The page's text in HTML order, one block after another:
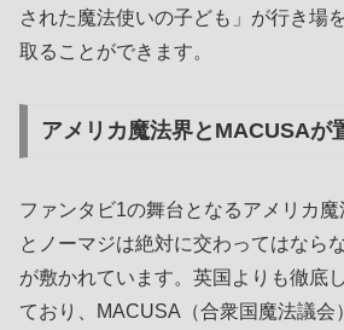
された魔法使いの子ども」が行き場
取ることができます。
アメリカ魔法界とMACUSAが
ファンタビ1の舞台となるアメリカ
とノーマジは絶対に交わってはなら
が敷かれています。英国よりも徹底
ており、MACUSA（合衆国魔法議会